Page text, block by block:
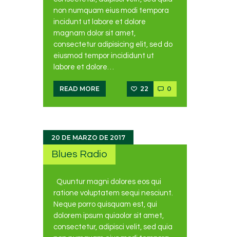
non numquam eius modi tempora
incidunt ut labore et dolore
magnam dolor sit amet,
consectetur adipisicing elit, sed do
eiusmod tempor incididunt ut
labore et dolore…
READ MORE 22 0
20 DE MARZO DE 2017
Blues Radio
Quuntur magni dolores eos qui
ratione voluptatem sequi nesciunt.
Neque porro quisquam est, qui
dolorem ipsum quiaolor sit amet,
consectetur, adipisci velit, sed quia